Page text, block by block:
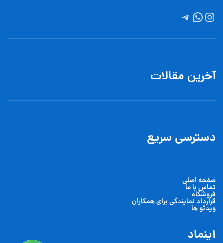
آخرین مقالات
دسترسی سریع
صفحه اصلی
تماس با ما
فروشگاه
قرارداد نمایندگی برای همکاران
ویدئو ها
اینماد